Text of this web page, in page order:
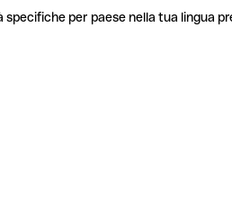
specifiche per paese nella tua lingua